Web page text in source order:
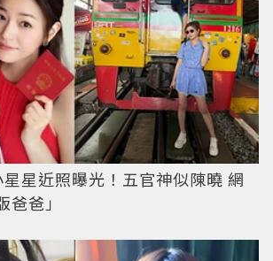
星近照曝光！五官神似陳曉 網
爸」